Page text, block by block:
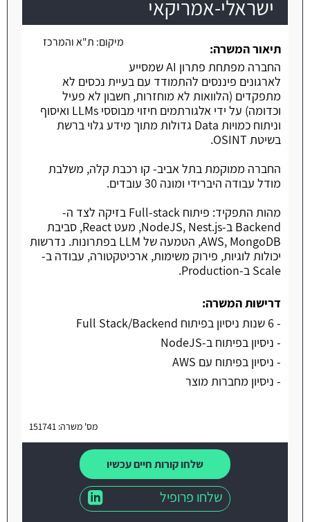
ישראלי-אמריקאי
מיקום: ת"א והמרכז
תיאור המשרה:
החברה מפתחת פתרון AI שמסייע
לארגונים פיננסים להתמודד עם בעיית נכסים לא
מתפקדים (הלוואות לא מוחזרות, חשבון לא פעיל
וכדומה) על ידי אלגורתמים חיזוי מבוססי LLMs ואיסוף
וניתוח כמויות Data גדולות מתוך מידע גלוי ברשת
בשיטת OSINT.
החברה ממוקמת בתל אביב- קו רכבת קלה, משלבת
מודל עבודה היברידי ומונה 30 עובדים.
מהות התפקיד: פיתוח Full-stack בזיקה לצד ה-
Backend ב-NodeJS, Nest.js, מעט React, סביבת
AWS, MongoDB, הטמעה של LLM בפתרונות. נדרשות
יכולות לוגיות, פירוק משימות, ארכיטקטורה, עבודה ב-
Scale ב-Production.
דרישות המשרה:
- 6 שנות ניסיון בפיתוח Full Stack/Backend
- ניסיון בפיתוח ב-NodeJS
- ניסיון בפיתוח עם AWS
- ניסיון מחברות מוצר
מס' משרה: 151741
שלחו קורות חיים עכשיו
שלחו פרופיל